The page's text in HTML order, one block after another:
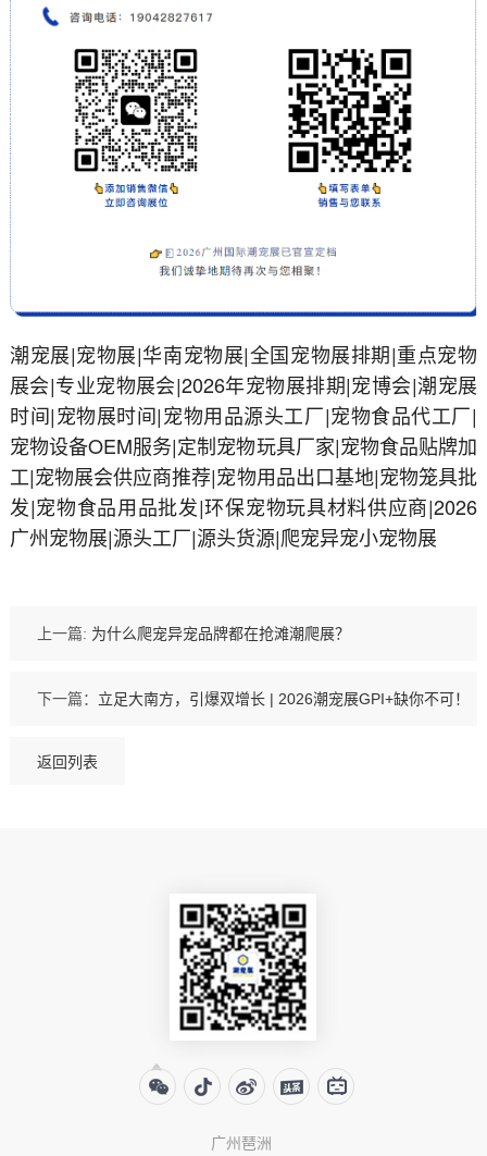
潮宠展|宠物展|华南宠物展|全国宠物展排期|重点宠物
展会|专业宠物展会|2026年宠物展排期|宠博会|潮宠展
时间|宠物展时间|宠物用品源头工厂|宠物食品代工厂|
宠物设备OEM服务|定制宠物玩具厂家|宠物食品贴牌加
工|宠物展会供应商推荐|宠物用品出口基地|宠物笼具批
发|宠物食品用品批发|环保宠物玩具材料供应商|2026
广州宠物展|源头工厂|源头货源|爬宠异宠小宠物展
上一篇: 为什么爬宠异宠品牌都在抢滩潮爬展？
下一篇： 立足大南方，引爆双增长 | 2026潮宠展GPI+缺你不可！
返回列表
广州琶洲